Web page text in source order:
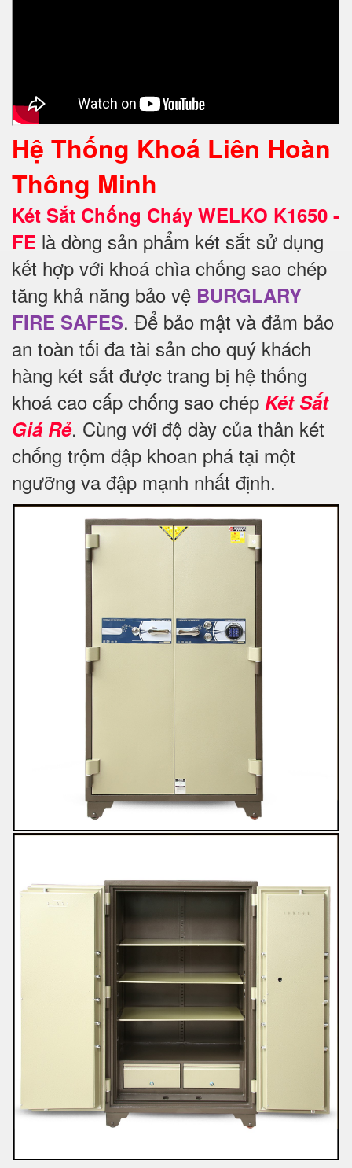
Hệ Thống Khoá Liên Hoàn
Thông Minh
Két Sắt Chống Cháy WELKO K1650 -
FE là dòng sản phẩm két sắt sử dụng
kết hợp với khoá chìa chống sao chép
tăng khả năng bảo vệ BURGLARY
FIRE SAFES. Để bảo mật và đảm bảo
an toàn tối đa tài sản cho quý khách
hàng két sắt được trang bị hệ thống
khoá cao cấp chống sao chép Két Sắt
Giá Rẻ. Cùng với độ dày của thân két
chống trộm đập khoan phá tại một
ngưỡng va đập mạnh nhất định.